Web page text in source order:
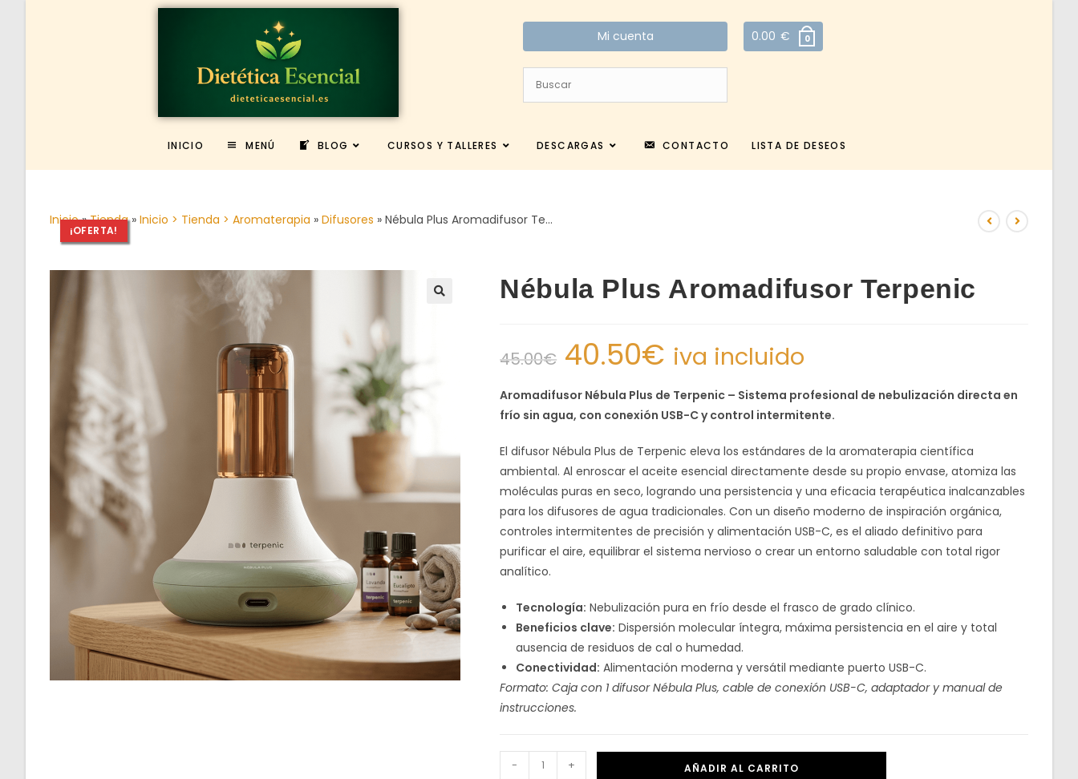
Mi cuenta 0.00 € 0
INICIO MENÚ BLOG CURSOS Y TALLERES DESCARGAS CONTACTO LISTA DE DESEOS
Inicio»Tienda» Inicio > Tienda > Aromaterapia » Difusores » Nébula Plus Aromadifusor Te…
¡OFERTA!
Nébula Plus Aromadifusor Terpenic
45.00€ 40.50€ iva incluido
Aromadifusor Nébula Plus de Terpenic – Sistema profesional de nebulización directa en
frío sin agua, con conexión USB-C y control intermitente.
El difusor Nébula Plus de Terpenic eleva los estándares de la aromaterapia científica
ambiental. Al enroscar el aceite esencial directamente desde su propio envase, atomiza las
moléculas puras en seco, logrando una persistencia y una eficacia terapéutica inalcanzables
para los difusores de agua tradicionales. Con un diseño moderno de inspiración orgánica,
controles intermitentes de precisión y alimentación USB-C, es el aliado definitivo para
purificar el aire, equilibrar el sistema nervioso o crear un entorno saludable con total rigor
analítico.
Tecnología: Nebulización pura en frío desde el frasco de grado clínico.
Beneficios clave: Dispersión molecular íntegra, máxima persistencia en el aire y total
ausencia de residuos de cal o humedad.
Conectividad: Alimentación moderna y versátil mediante puerto USB-C.
Formato: Caja con 1 difusor Nébula Plus, cable de conexión USB-C, adaptador y manual de
instrucciones.
- + AÑADIR AL CARRITO